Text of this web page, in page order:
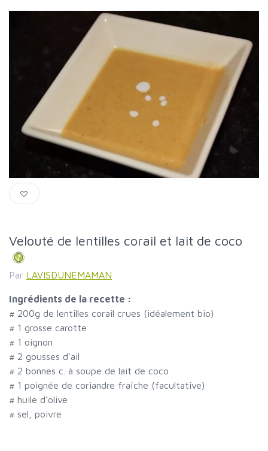
Velouté de lentilles corail et lait de coco
Par LAVISDUNEMAMAN
Ingrédients de la recette :
# 200g de lentilles corail crues (idéalement bio)
# 1 grosse carotte
# 1 oignon
# 2 gousses d’ail
# 2 bonnes c. à soupe de lait de coco
# 1 poignée de coriandre fraîche (facultative)
# huile d’olive
# sel, poivre